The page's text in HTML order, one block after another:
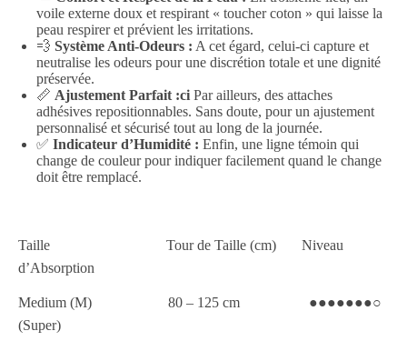
voile externe doux et respirant « toucher coton » qui laisse la
peau respirer et prévient les irritations.
💨 Système Anti-Odeurs : A cet égard, celui-ci capture et
neutralise les odeurs pour une discrétion totale et une dignité
préservée.
📏 Ajustement Parfait :ci Par ailleurs, des attaches
adhésives repositionnables. Sans doute, pour un ajustement
personnalisé et sécurisé tout au long de la journée.
✅ Indicateur d’Humidité : Enfin, une ligne témoin qui
change de couleur pour indiquer facilement quand le change
doit être remplacé.
Taille Tour de Taille (cm) Niveau
d’Absorption
Medium (M) 80 – 125 cm ●●●●●●●○
(Super)